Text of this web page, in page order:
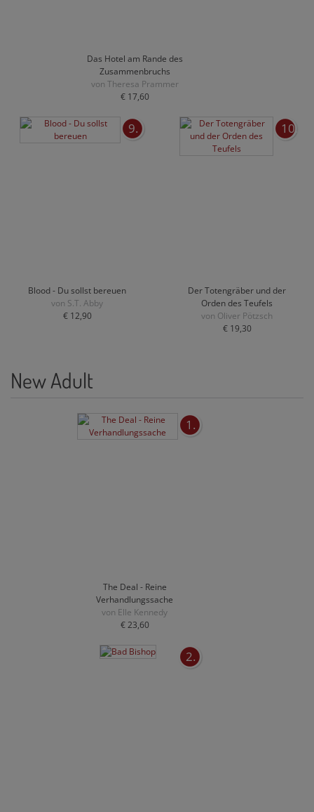
Das Hotel am Rande des
Zusammenbruchs
von Theresa Prammer
€ 17,60
9.
Blood - Du sollst bereuen
von S.T. Abby
€ 12,90
10.
Der Totengräber und der
Orden des Teufels
von Oliver Pötzsch
€ 19,30
New Adult
1.
The Deal - Reine
Verhandlungssache
von Elle Kennedy
€ 23,60
2.